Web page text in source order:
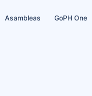
Asambleas GoPH One